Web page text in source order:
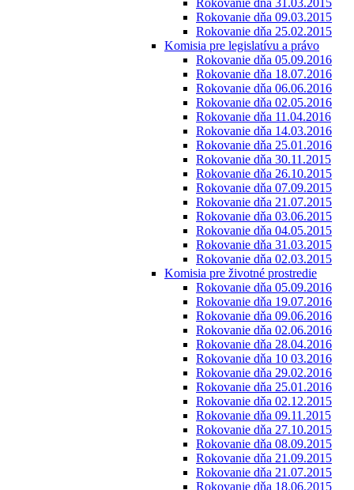
Rokovanie dňa 31.03.2015
Rokovanie dňa 09.03.2015
Rokovanie dňa 25.02.2015
Komisia pre legislatívu a právo
Rokovanie dňa 05.09.2016
Rokovanie dňa 18.07.2016
Rokovanie dňa 06.06.2016
Rokovanie dňa 02.05.2016
Rokovanie dňa 11.04.2016
Rokovanie dňa 14.03.2016
Rokovanie dňa 25.01.2016
Rokovanie dňa 30.11.2015
Rokovanie dňa 26.10.2015
Rokovanie dňa 07.09.2015
Rokovanie dňa 21.07.2015
Rokovanie dňa 03.06.2015
Rokovanie dňa 04.05.2015
Rokovanie dňa 31.03.2015
Rokovanie dňa 02.03.2015
Komisia pre životné prostredie
Rokovanie dňa 05.09.2016
Rokovanie dňa 19.07.2016
Rokovanie dňa 09.06.2016
Rokovanie dňa 02.06.2016
Rokovanie dňa 28.04.2016
Rokovanie dňa 10 03.2016
Rokovanie dňa 29.02.2016
Rokovanie dňa 25.01.2016
Rokovanie dňa 02.12.2015
Rokovanie dňa 09.11.2015
Rokovanie dňa 27.10.2015
Rokovanie dňa 08.09.2015
Rokovanie dňa 21.09.2015
Rokovanie dňa 21.07.2015
Rokovanie dňa 18.06.2015